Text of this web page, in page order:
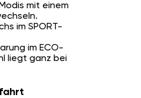
mit einem
im SPORT-
im ECO-
liegt ganz bei